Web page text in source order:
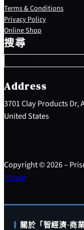
Terms & Conditions
Privacy Policy
Online Shop
搜尋
S
e
a
c
h
Address
3701 Clay Products Dr,
United States
Copyright © 2026 –
Plover
關於「智經濟-商